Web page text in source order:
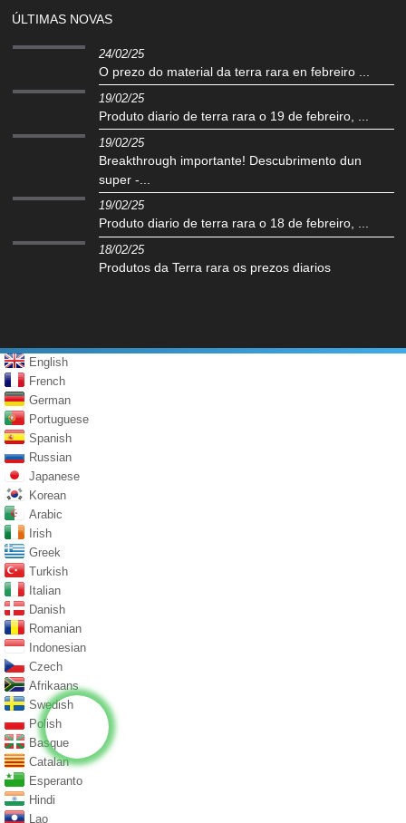
ÚLTIMAS NOVAS
24/02/25
O prezo do material da terra rara en febreiro ...
19/02/25
Produto diario de terra rara o 19 de febreiro, ...
19/02/25
Breakthrough importante! Descubrimento dun
super -...
19/02/25
Produto diario de terra rara o 18 de febreiro, ...
18/02/25
Produtos da Terra rara os prezos diarios
English
French
German
Portuguese
Spanish
Russian
Japanese
Korean
Arabic
Irish
Greek
Turkish
Italian
Danish
Romanian
Indonesian
Czech
Afrikaans
Swedish
Polish
Basque
Catalan
Esperanto
Hindi
Lao